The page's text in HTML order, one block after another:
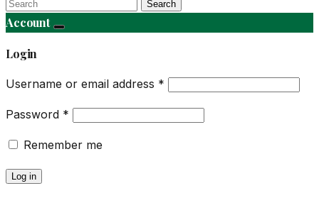
Search
Account
Login
Username or email address *
Password *
Remember me
Log in